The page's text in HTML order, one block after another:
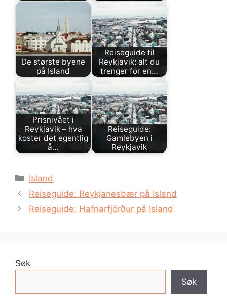
De største byene
på Island
Reiseguide til
Reykjavik: alt du
trenger for en…
Prisnivået i
Reykjavik – hva
koster det egentlig
å…
Reiseguide:
Gamlebyen i
Reykjavik
Kategorier
Island
Reiseguide: Reykjanesbær på Island
Reiseguide: Hafnarfjörður på Island
Søk
Søk